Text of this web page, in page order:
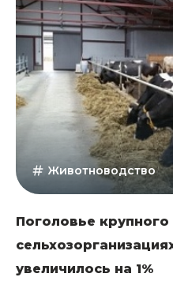
Животноводство
Поголовье
увеличилось на 1%